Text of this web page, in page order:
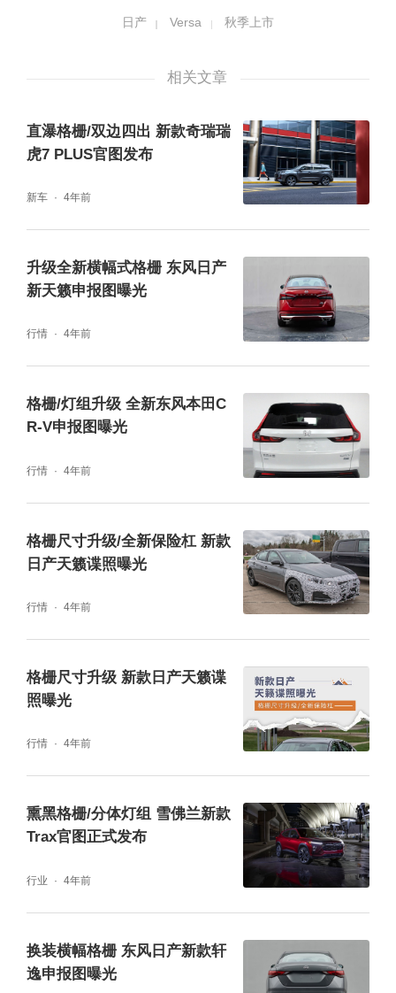
日产 Versa 秋季上市
相关文章
直瀑格栅/双边四出 新款奇瑞瑞
虎7 PLUS官图发布
新车 4年前
升级全新横幅式格栅 东风日产
新天籁申报图曝光
行情 4年前
格栅/灯组升级 全新东风本田C
R-V申报图曝光
行情 4年前
格栅尺寸升级/全新保险杠 新款
日产天籁谍照曝光
行情 4年前
格栅尺寸升级 新款日产天籁谍
照曝光
行情 4年前
熏黑格栅/分体灯组 雪佛兰新款
Trax官图正式发布
行业 4年前
换装横幅格栅 东风日产新款轩
逸申报图曝光